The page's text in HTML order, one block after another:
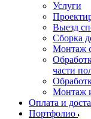
Услуги
Выезд
Сборка
Монтаж
части
Монтаж
Оплата и
Портфолио